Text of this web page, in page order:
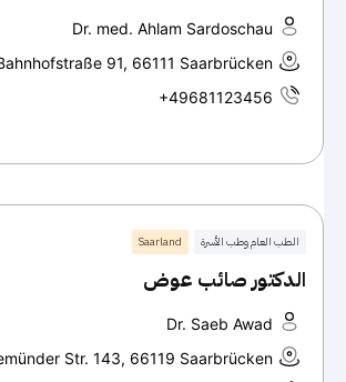
Dr. med. Ahlam Sardoschau
91, 66111 Saarbrücken
+49681123456
الطب العام وطب الأسرة Saarland
الدكتور صائب عوض
Dr. Saeb Awad
Str. 143, 66119 Saarbrücken